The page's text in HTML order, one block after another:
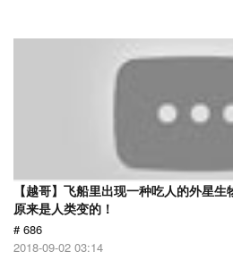
【越哥】飞船里出现一种吃人的外星
原来是人类变的！
# 686
2018-09-02 03:14